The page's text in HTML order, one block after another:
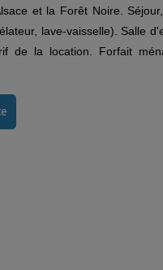
et la Forêt Noire.
lave-vaisselle). Salle
de la location. Forfait